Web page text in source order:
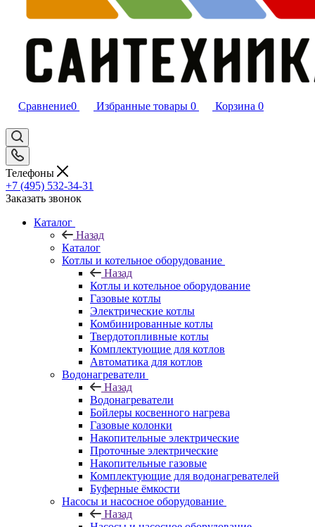
Сравнение0 Избранные товары 0 Корзина 0
Телефоны
+7 (495) 532‑34‑31
Заказать звонок
Каталог
Назад
Каталог
Котлы и котельное оборудование
Назад
Котлы и котельное оборудование
Газовые котлы
Электрические котлы
Комбинированные котлы
Твердотопливные котлы
Комплектующие для котлов
Автоматика для котлов
Водонагреватели
Назад
Водонагреватели
Бойлеры косвенного нагрева
Газовые колонки
Накопительные электрические
Проточные электрические
Накопительные газовые
Комплектующие для водонагревателей
Буферные ёмкости
Насосы и насосное оборудование
Назад